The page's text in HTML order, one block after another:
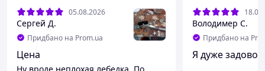
05.08.2026
Сергей Д.
Придбано на Prom.ua +1
Цена
Володимер С.
Придбано на
Я дуже